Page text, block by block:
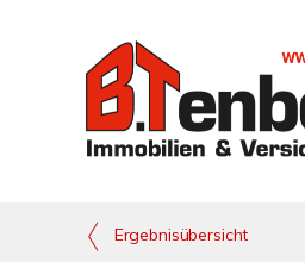
Ergebnisübersicht